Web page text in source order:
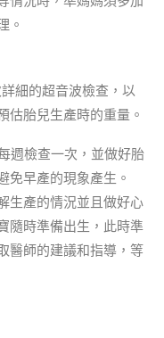
。
細的超音波檢查，以
估胎兒生產時的重量。
週檢查一次，並做好胎
免早產的現象產生。
生產的情況並且做好心
隨時準備出生，此時準
醫師的建議和指導，等